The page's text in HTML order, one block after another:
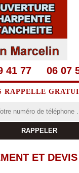
41 77 06 07
RAPPELLE
ET